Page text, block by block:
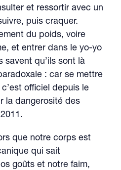
et ressortir avec un
puis craquer.
du poids, voire
et entrer dans le yo-yo
savent qu’ils sont là
: car se mettre
officiel depuis le
la dangerosité des
que notre corps est
qui sait
goûts et notre faim,